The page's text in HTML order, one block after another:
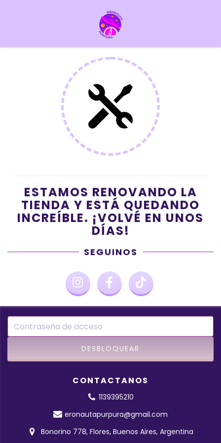
ESTAMOS RENOVANDO LA
TIENDA Y ESTÁ QUEDANDO
INCREÍBLE. ¡VOLVÉ EN UNOS
DÍAS!
SEGUINOS
CONTACTANOS
1139395210
eronautapurpura@gmail.com
Bonorino 778, Flores, Buenos Aires, Argentina